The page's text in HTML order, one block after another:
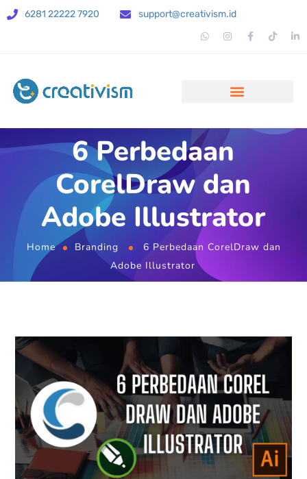
6281 22222 7920 support@creativism.id
6 Perbedaan
CorelDraw dan
Adobe Illustrator
Home Branding
6 Perbedaan CorelDraw dan
Adobe Illustrator